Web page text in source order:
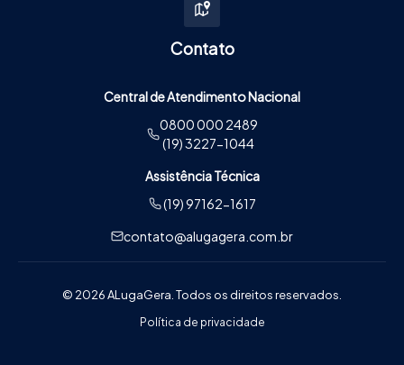
Contato
Central de Atendimento Nacional
0800 000 2489
(19) 3227-1044
Assistência Técnica
(19) 97162-1617
contato@alugagera.com.br
© 2026 ALugaGera. Todos os direitos reservados.
Política de privacidade